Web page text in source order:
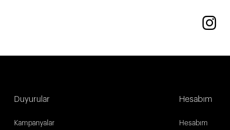
Duyurular
Kampanyalar
Hesabım
Hesabım